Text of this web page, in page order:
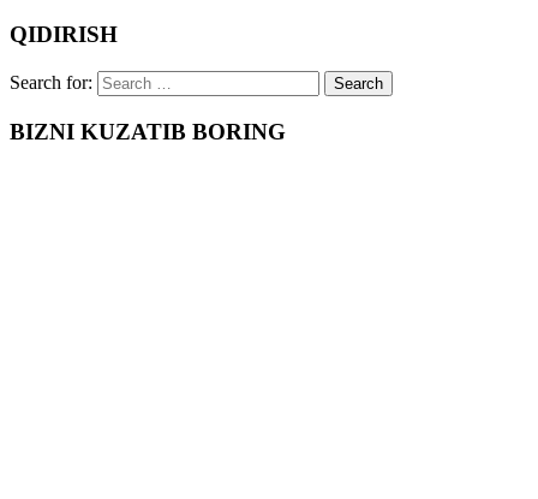
QIDIRISH
Search for:
BIZNI KUZATIB BORING